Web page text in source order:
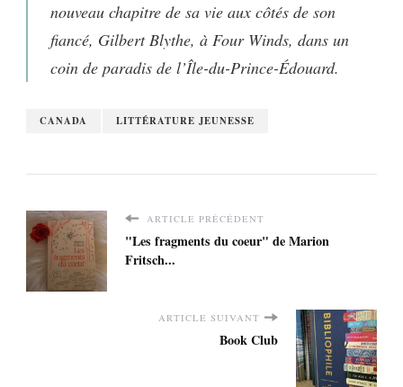
nouveau chapitre de sa vie aux côtés de son
fiancé, Gilbert Blythe, à Four Winds, dans un
coin de paradis de l’Île-du-Prince-Édouard.
CANADA LITTÉRATURE JEUNESSE
ARTICLE PRÉCÉDENT
"Les fragments du coeur" de Marion
Fritsch...
ARTICLE SUIVANT
Book Club